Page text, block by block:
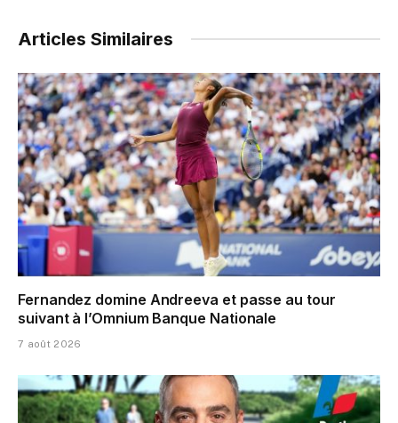
Articles Similaires
Fernandez domine Andreeva et passe au tour
suivant à l’Omnium Banque Nationale
7 août 2026